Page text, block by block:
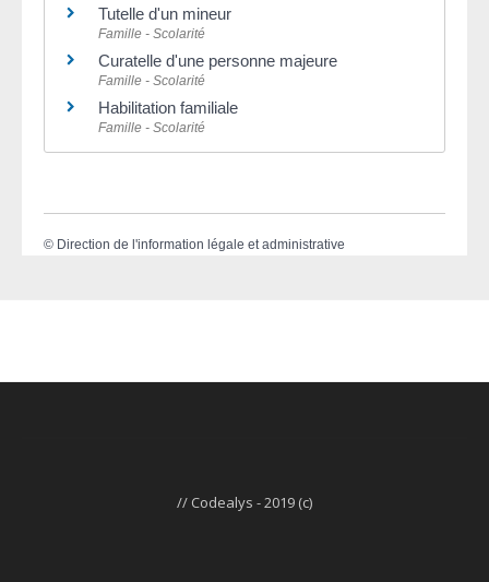
Tutelle d'un mineur
Famille - Scolarité
Curatelle d'une personne majeure
Famille - Scolarité
Habilitation familiale
Famille - Scolarité
© Direction de l'information légale et administrative
// Codealys - 2019 (c)